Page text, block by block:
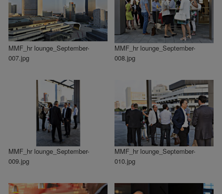
MMF_hr lounge_September-
007.jpg
MMF_hr lounge_September-
008.jpg
MMF_hr lounge_September-
009.jpg
MMF_hr lounge_September-
010.jpg